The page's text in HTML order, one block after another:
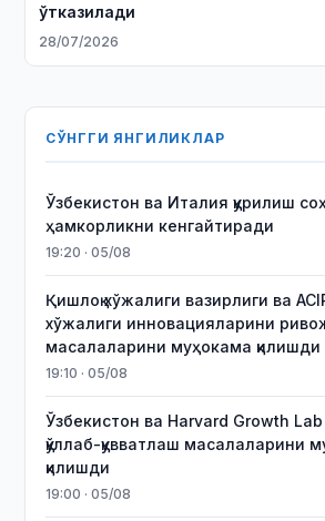
ўтказилади
28/07/2026
СЎНГГИ ЯНГИЛИКЛАР
Ўзбекистон ва Италия қурилиш
ҳамкорликни кенгайтиради
19:20 · 05/08
Қишлоқ хўжалиги вазирлиги ва ACIR
хўжалиги инновацияларини
масалаларини муҳокама қилишди
19:10 · 05/08
Ўзбекистон ва Harvard Growth
қўллаб-қувватлаш масалаларини
қилишди
19:00 · 05/08